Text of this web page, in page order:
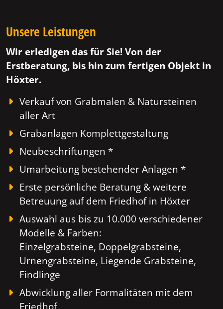
Unsere Leistungen
Wir erledigen das für Sie! Von der
Erstberatung, bis hin zum fertigen Objekt in
Höxter.
Verkauf von Grabmalen & Natursteinen
aller Art
Grabanlagen Komplettgestaltung
Neubeschriftungen *
Umarbeitung bestehender Anlagen *
Erste persönliche Beratung & weitere
Betreuung auf dem Friedhof in Höxter
Auswahl aus bis zu 10.000 verschiedener
Modelle & Farben:
Einzelgrabsteine, Doppelgrabsteine,
Urnengrabsteine, Liegende Grabsteine,
Findlinge
Abwicklung aller Formalitäten mit dem
Friedhof